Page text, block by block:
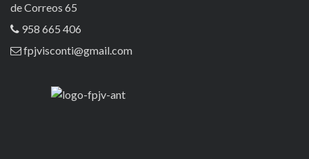
de Correos 65
958 665 406
fpjvisconti@gmail.com